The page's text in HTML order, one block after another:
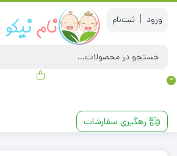
|
0
رهگیری سفارشات